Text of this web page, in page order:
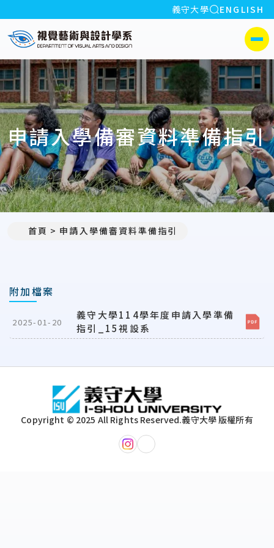
:::
義守大學 全站搜索
ENGLISH
義守大學視覺藝術與設計學系
側選單
申請入學備審資料準備指引
首頁 申請入學備審資料準備指引
附加檔案
2025-01-20
義守大學114學年度申請入學準備
指引_15視設系
Copyright © 2025 All Rights Reserved.義守大學 版權所有